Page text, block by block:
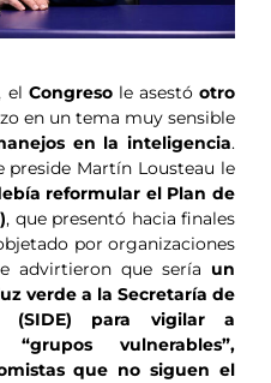
el Congresole asestó otro
en un tema muy sensible
en la inteligencia.
preside Martín Lousteau le
reformular el Plan de
, que presentó hacia finales
por organizaciones
advirtieron que sería un
verde a la Secretaría de
(SIDE) para vigilar a
“grupos vulnerables”,
que no siguen el